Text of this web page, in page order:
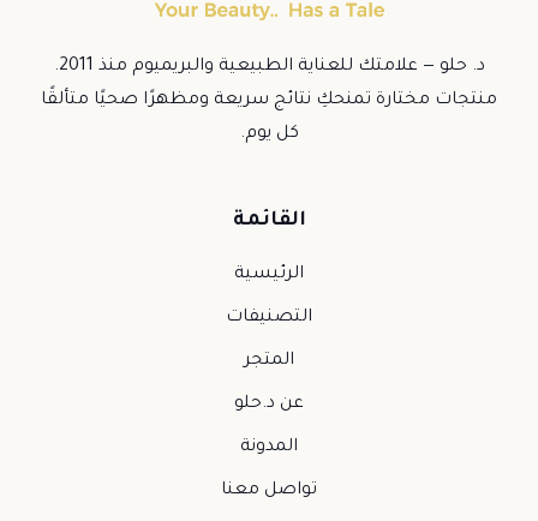
د. حلو — علامتك للعناية الطبيعية والبريميوم منذ 2011.
منتجات مختارة تمنحكِ نتائج سريعة ومظهرًا صحيًا متألقًا
كل يوم.
القائمة
الرئيسية
التصنيفات
المتجر
عن د.حلو
المدونة
تواصل معنا